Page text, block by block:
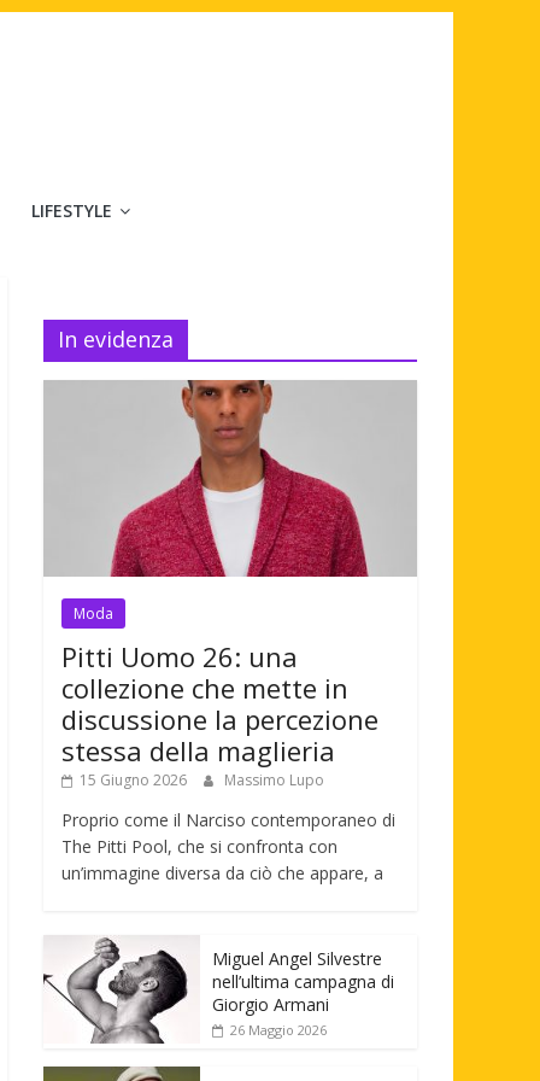
LIFESTYLE
In evidenza
Moda
Pitti Uomo 26: una
collezione che mette in
discussione la percezione
stessa della maglieria
15 Giugno 2026 Massimo Lupo
Proprio come il Narciso contemporaneo di
The Pitti Pool, che si confronta con
un’immagine diversa da ciò che appare, a
Miguel Angel Silvestre
nell’ultima campagna di
Giorgio Armani
26 Maggio 2026